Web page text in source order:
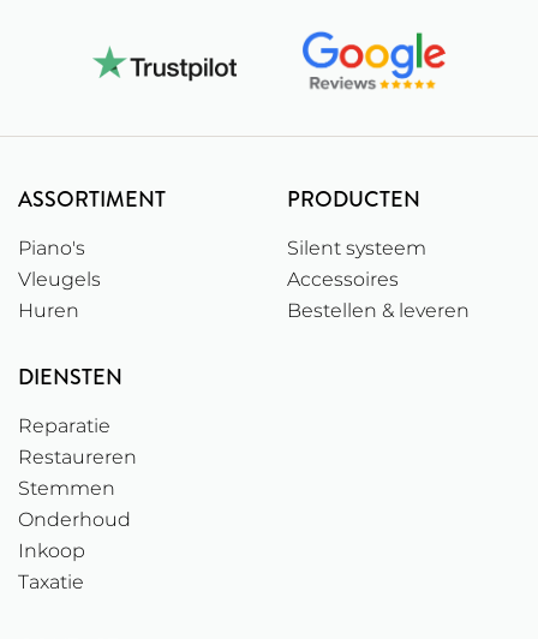
ASSORTIMENT
Piano's
Vleugels
Huren
PRODUCTEN
Silent systeem
Accessoires
Bestellen & leveren
DIENSTEN
Reparatie
Restaureren
Stemmen
Onderhoud
Inkoop
Taxatie